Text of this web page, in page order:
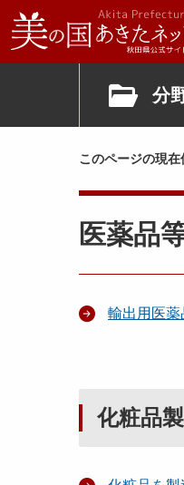
分
このページの現在
医薬品
輸出用医薬
化粧品